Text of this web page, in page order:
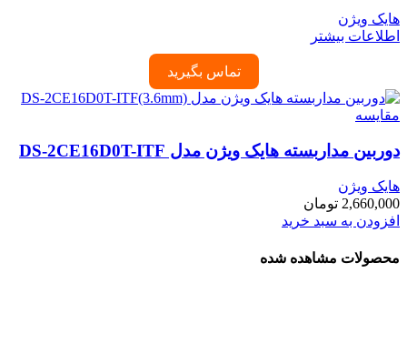
هایک ویژن
اطلاعات بیشتر
تماس بگیرید
مقایسه
دوربین مداربسته هایک ویژن مدل DS-2CE16D0T-ITF
هایک ویژن
2,660,000 تومان
افزودن به سبد خرید
محصولات مشاهده شده